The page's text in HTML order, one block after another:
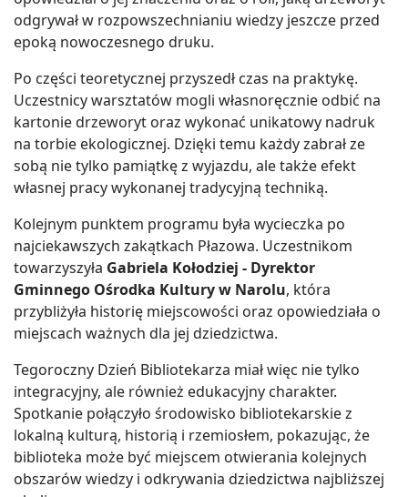
odgrywał w rozpowszechnianiu wiedzy jeszcze przed
epoką nowoczesnego druku.
Po części teoretycznej przyszedł czas na praktykę.
Uczestnicy warsztatów mogli własnoręcznie odbić na
kartonie drzeworyt oraz wykonać unikatowy nadruk
na torbie ekologicznej. Dzięki temu każdy zabrał ze
sobą nie tylko pamiątkę z wyjazdu, ale także efekt
własnej pracy wykonanej tradycyjną techniką.
Kolejnym punktem programu była wycieczka po
najciekawszych zakątkach Płazowa. Uczestnikom
towarzyszyła Gabriela Kołodziej - Dyrektor
Gminnego Ośrodka Kultury w Narolu, która
przybliżyła historię miejscowości oraz opowiedziała o
miejscach ważnych dla jej dziedzictwa.
Tegoroczny Dzień Bibliotekarza miał więc nie tylko
integracyjny, ale również edukacyjny charakter.
Spotkanie połączyło środowisko bibliotekarskie z
lokalną kulturą, historią i rzemiosłem, pokazując, że
biblioteka może być miejscem otwierania kolejnych
obszarów wiedzy i odkrywania dziedzictwa najbliższej